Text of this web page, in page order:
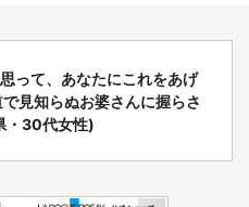
思って、あなたにこれをあげ
見知らぬお婆さんに握らさ
・30代女性)